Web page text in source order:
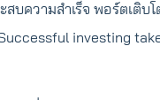
ความสำเร็จ พอร์ตเติบโ
investing